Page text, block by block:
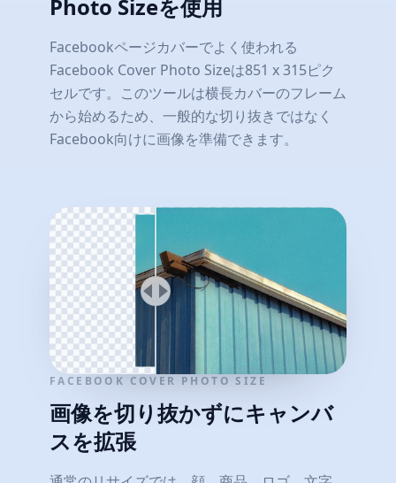
Photo Sizeを使用
Facebookページカバーでよく使われる
Facebook Cover Photo Sizeは851 x 315ピク
セルです。このツールは横長カバーのフレーム
から始めるため、一般的な切り抜きではなく
Facebook向けに画像を準備できます。
FACEBOOK COVER PHOTO SIZE
画像を切り抜かずにキャンバ
スを拡張